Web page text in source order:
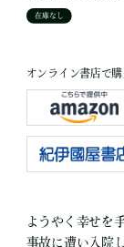
在庫なし
オンライン書店で購
ようやく幸せを
事故に遭い入院